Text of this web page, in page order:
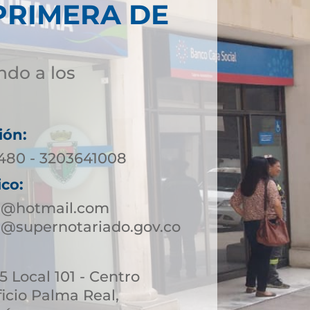
DE
a los
- 3203641008
Local 101 - Centro
Palma Real,